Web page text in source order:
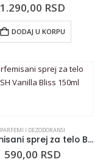
1.290,00 RSD
DODAJ U KORPU
PARFEMI I DEZODORANSI
Parfemisani sprej za telo BLUSH Vanilla Bliss 150ml
590,00 RSD